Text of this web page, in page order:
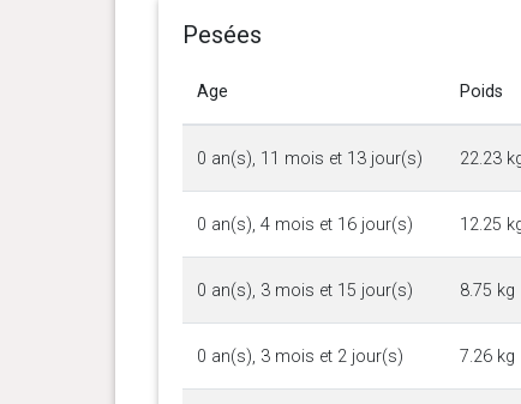
Pesées
Age Poids
0 an(s), 11 mois et 13 jour(s) 22.23
0 an(s), 4 mois et 16 jour(s) 12.25
0 an(s), 3 mois et 15 jour(s) 8.75 kg
0 an(s), 3 mois et 2 jour(s) 7.26 kg